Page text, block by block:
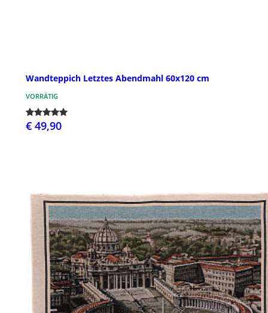
Wandteppich Letztes Abendmahl 60x120 cm
VORRÄTIG
€ 49,90